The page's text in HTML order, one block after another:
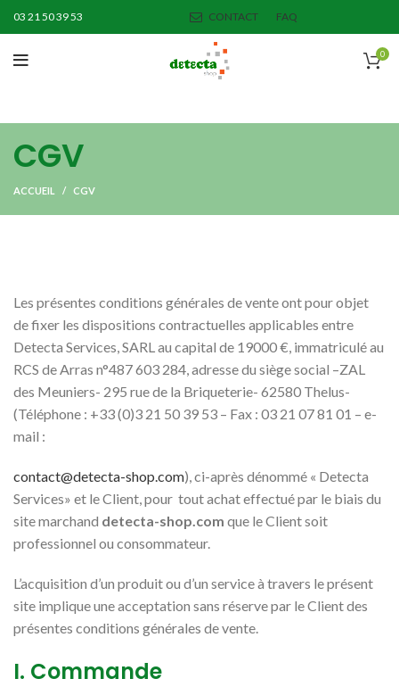
03 21 50 39 53 CONTACT FAQ
0
CGV
ACCUEIL CGV
Les présentes conditions générales de vente ont pour objet
de fixer les dispositions contractuelles applicables entre
Detecta Services, SARL au capital de 19000 €, immatriculé au
RCS de Arras n°487 603 284, adresse du siège social –ZAL
des Meuniers- 295 rue de la Briqueterie- 62580 Thelus-
(Téléphone : +33 (0)3 21 50 39 53 – Fax : 03 21 07 81 01 – e-
mail :
contact@detecta-shop.com), ci-après dénommé « Detecta
Services» et le Client, pour tout achat effectué par le biais du
site marchand detecta-shop.com que le Client soit
professionnel ou consommateur.
L’acquisition d’un produit ou d’un service à travers le présent
site implique une acceptation sans réserve par le Client des
présentes conditions générales de vente.
I. Commande